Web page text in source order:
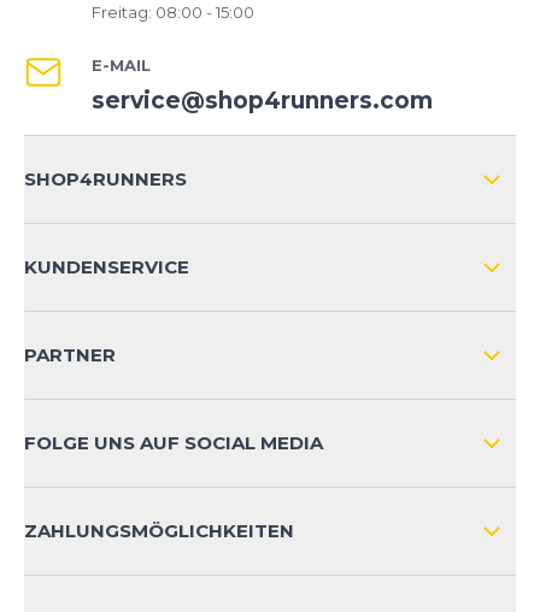
Freitag: 08:00 - 15:00
E-MAIL
service@shop4runners.com
SHOP4RUNNERS
KUNDENSERVICE
KONTAKT
PRODUKTSICHERHEIT
PARTNER
FOLGE UNS AUF SOCIAL MEDIA
ZAHLUNGSMÖGLICHKEITEN